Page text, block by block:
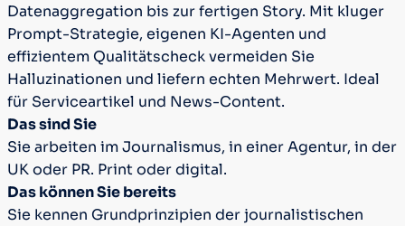
Datenaggregation bis zur fertigen Story. Mit kluger
Prompt-Strategie, eigenen KI-Agenten und
effizientem Qualitätscheck vermeiden Sie
Halluzinationen und liefern echten Mehrwert. Ideal
für Serviceartikel und News-Content.
Das sind Sie
Sie arbeiten im Journalismus, in einer Agentur, in der
UK oder PR. Print oder digital.
Das können Sie bereits
Sie kennen Grundprinzipien der journalistischen